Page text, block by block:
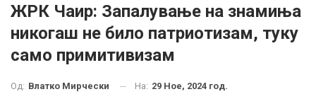
ЖРК Чаир: Запалување на знамиња
никогаш не било патриотизам, туку
само примитивизам
Од: Влатко Мирчески На: 29 Ное, 2024 год.